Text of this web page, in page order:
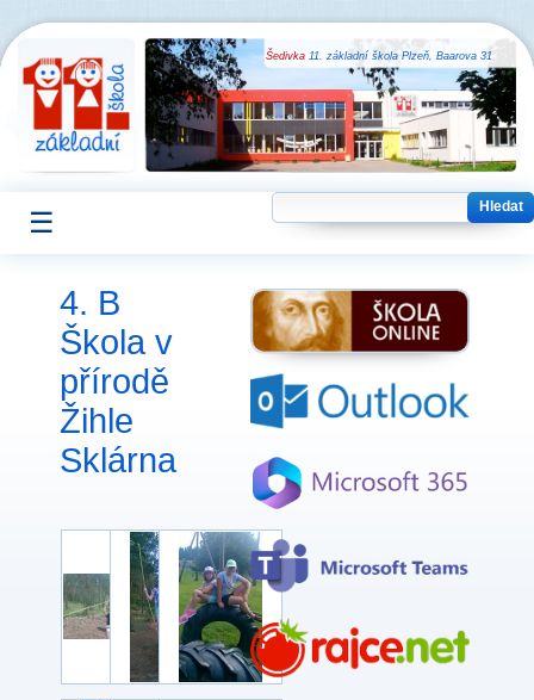
Šedivka 11. základní škola Plzeň, Baarova 31
☰
4. B
Škola v
přírodě
Žihle
Sklárna